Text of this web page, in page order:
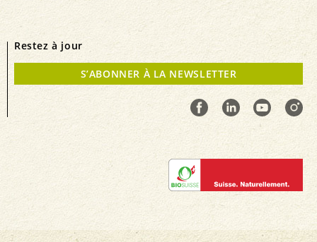
Restez à jour
S’ABONNER À LA NEWSLETTER